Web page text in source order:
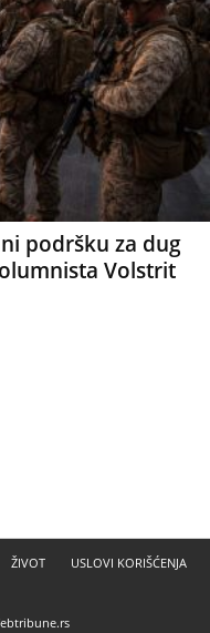
podršku za dug
Volstrit
ŽIVOT
USLOVI KORIŠĆENJA